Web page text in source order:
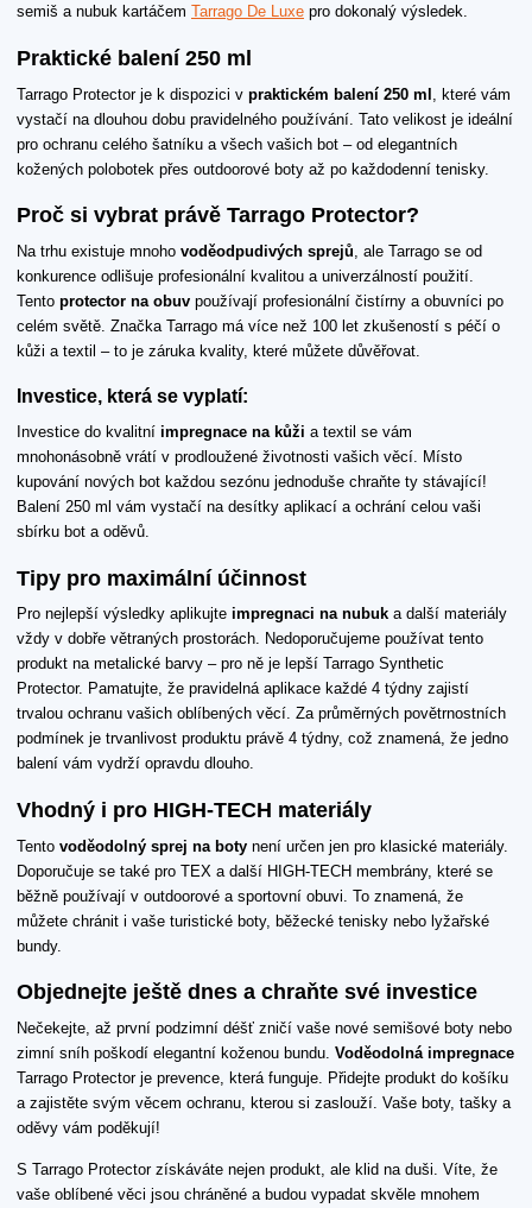
semiš a nubuk kartáčem Tarrago De Luxe pro dokonalý výsledek.
Praktické balení 250 ml
Tarrago Protector je k dispozici v praktickém balení 250 ml , které vám
vystačí na dlouhou dobu pravidelného používání. Tato velikost je ideální
pro ochranu celého šatníku a všech vašich bot – od elegantních
kožených polobotek přes outdoorové boty až po každodenní tenisky.
Proč si vybrat právě Tarrago Protector?
Na trhu existuje mnoho voděodpudivých sprejů , ale Tarrago se od
konkurence odlišuje profesionální kvalitou a univerzálností použití.
Tento protector na obuv používají profesionální čistírny a obuvníci po
celém světě. Značka Tarrago má více než 100 let zkušeností s péčí o
kůži a textil – to je záruka kvality, které můžete důvěřovat.
Investice, která se vyplatí:
Investice do kvalitní impregnace na kůži a textil se vám
mnohonásobně vrátí v prodloužené životnosti vašich věcí. Místo
kupování nových bot každou sezónu jednoduše chraňte ty stávající!
Balení 250 ml vám vystačí na desítky aplikací a ochrání celou vaši
sbírku bot a oděvů.
Tipy pro maximální účinnost
Pro nejlepší výsledky aplikujte impregnaci na nubuk a další materiály
vždy v dobře větraných prostorách. Nedoporučujeme používat tento
produkt na metalické barvy – pro ně je lepší Tarrago Synthetic
Protector. Pamatujte, že pravidelná aplikace každé 4 týdny zajistí
trvalou ochranu vašich oblíbených věcí. Za průměrných povětrnostních
podmínek je trvanlivost produktu právě 4 týdny, což znamená, že jedno
balení vám vydrží opravdu dlouho.
Vhodný i pro HIGH-TECH materiály
Tento voděodolný sprej na boty není určen jen pro klasické materiály.
Doporučuje se také pro TEX a další HIGH-TECH membrány, které se
běžně používají v outdoorové a sportovní obuvi. To znamená, že
můžete chránit i vaše turistické boty, běžecké tenisky nebo lyžařské
bundy.
Objednejte ještě dnes a chraňte své investice
Nečekejte, až první podzimní déšť zničí vaše nové semišové boty nebo
zimní sníh poškodí elegantní koženou bundu. Voděodolná impregnace
Tarrago Protector je prevence, která funguje. Přidejte produkt do košíku
a zajistěte svým věcem ochranu, kterou si zaslouží. Vaše boty, tašky a
oděvy vám poděkují!
S Tarrago Protector získáváte nejen produkt, ale klid na duši. Víte, že
vaše oblíbené věci jsou chráněné a budou vypadat skvěle mnohem